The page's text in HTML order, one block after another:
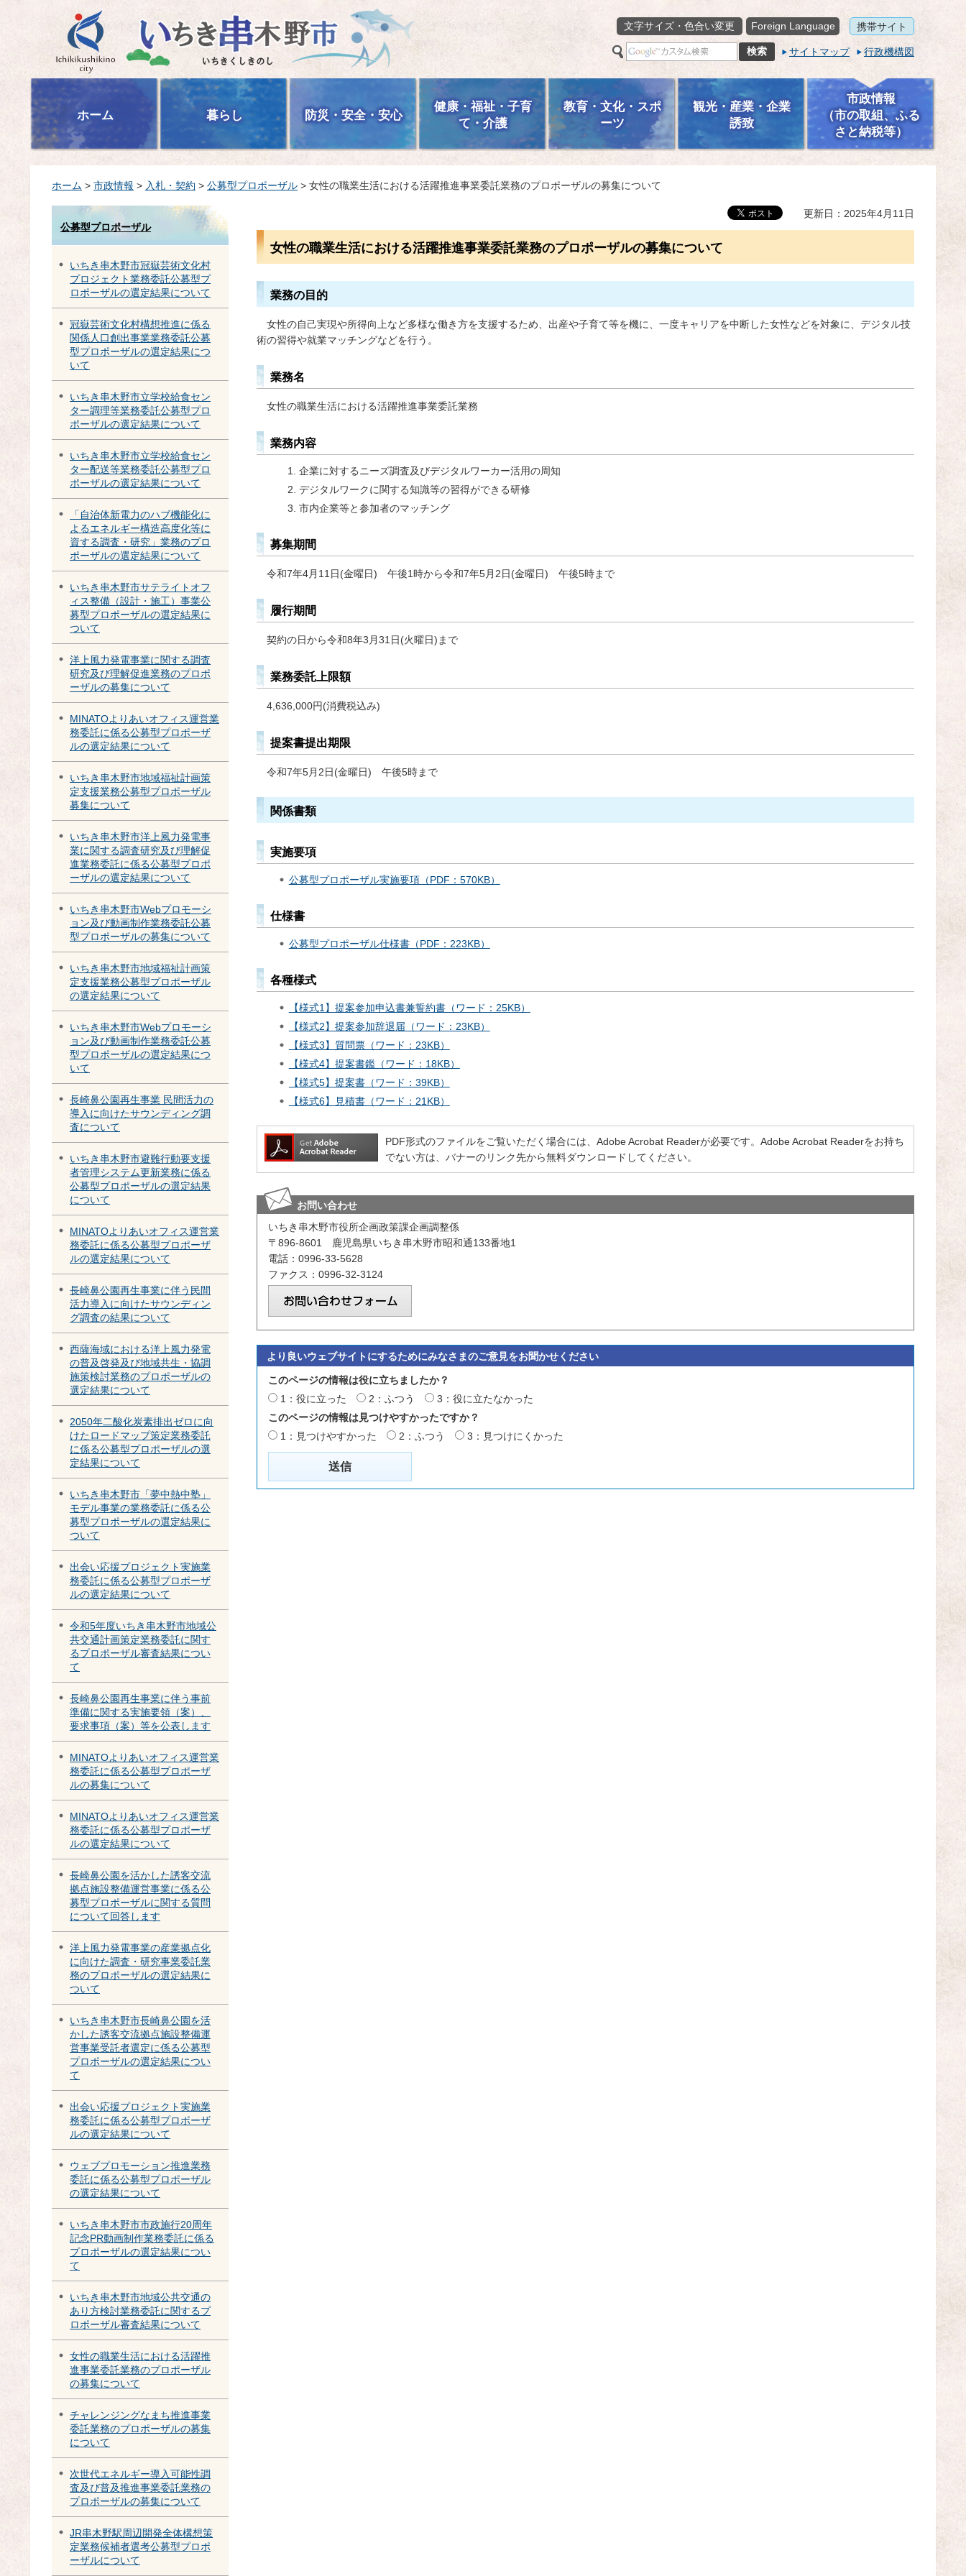
いちき串木野市
文字サイズ・色合い変更
Foreign Language 携帯サイト
サイトマップ 行政機構図
ホーム 暮らし 防災・安全・安心
健康・福祉・子育
て・介護
教育・文化・スポ
ーツ
観光・産業・企業
誘致
市政情報
（市の取組、ふる
さと納税等）
ホーム > 市政情報 > 入札・契約 > 公募型プロポーザル > 女性の職業生活における活躍推進事業委託業務のプロポーザルの募集について
公募型プロポーザル
いちき串木野市冠嶽芸術文化村
プロジェクト業務委託公募型プ
ロポーザルの選定結果について
冠嶽芸術文化村構想推進に係る
関係人口創出事業業務委託公募
型プロポーザルの選定結果につ
いて
いちき串木野市立学校給食セン
ター調理等業務委託公募型プロ
ポーザルの選定結果について
いちき串木野市立学校給食セン
ター配送等業務委託公募型プロ
ポーザルの選定結果について
「自治体新電力のハブ機能化に
よるエネルギー構造高度化等に
資する調査・研究」業務のプロ
ポーザルの選定結果について
いちき串木野市サテライトオフ
ィス整備（設計・施工）事業公
募型プロポーザルの選定結果に
ついて
洋上風力発電事業に関する調査
研究及び理解促進業務のプロポ
ーザルの募集について
MINATOよりあいオフィス運営業
務委託に係る公募型プロポーザ
ルの選定結果について
いちき串木野市地域福祉計画策
定支援業務公募型プロポーザル
募集について
いちき串木野市洋上風力発電事
業に関する調査研究及び理解促
進業務委託に係る公募型プロポ
ーザルの選定結果について
いちき串木野市Webプロモーシ
ョン及び動画制作業務委託公募
型プロポーザルの募集について
いちき串木野市地域福祉計画策
定支援業務公募型プロポーザル
の選定結果について
いちき串木野市Webプロモーシ
ョン及び動画制作業務委託公募
型プロポーザルの選定結果につ
いて
長崎鼻公園再生事業 民間活力の
導入に向けたサウンディング調
査について
いちき串木野市避難行動要支援
者管理システム更新業務に係る
公募型プロポーザルの選定結果
について
MINATOよりあいオフィス運営業
務委託に係る公募型プロポーザ
ルの選定結果について
長崎鼻公園再生事業に伴う民間
活力導入に向けたサウンディン
グ調査の結果について
西薩海域における洋上風力発電
の普及啓発及び地域共生・協調
施策検討業務のプロポーザルの
選定結果について
2050年二酸化炭素排出ゼロに向
けたロードマップ策定業務委託
に係る公募型プロポーザルの選
定結果について
いちき串木野市「夢中熱中塾」
モデル事業の業務委託に係る公
募型プロポーザルの選定結果に
ついて
出会い応援プロジェクト実施業
務委託に係る公募型プロポーザ
ルの選定結果について
令和5年度いちき串木野市地域公
共交通計画策定業務委託に関す
るプロポーザル審査結果につい
て
長崎鼻公園再生事業に伴う事前
準備に関する実施要領（案）、
要求事項（案）等を公表します
MINATOよりあいオフィス運営業
務委託に係る公募型プロポーザ
ルの募集について
MINATOよりあいオフィス運営業
務委託に係る公募型プロポーザ
ルの選定結果について
長崎鼻公園を活かした誘客交流
拠点施設整備運営事業に係る公
募型プロポーザルに関する質問
について回答します
洋上風力発電事業の産業拠点化
に向けた調査・研究事業委託業
務のプロポーザルの選定結果に
ついて
いちき串木野市長崎鼻公園を活
かした誘客交流拠点施設整備運
営事業受託者選定に係る公募型
プロポーザルの選定結果につい
て
出会い応援プロジェクト実施業
務委託に係る公募型プロポーザ
ルの選定結果について
ウェブプロモーション推進業務
委託に係る公募型プロポーザル
の選定結果について
いちき串木野市市政施行20周年
記念PR動画制作業務委託に係る
プロポーザルの選定結果につい
て
いちき串木野市地域公共交通の
あり方検討業務委託に関するプ
ロポーザル審査結果について
女性の職業生活における活躍推
進事業委託業務のプロポーザル
の募集について
チャレンジングなまち推進事業
委託業務のプロポーザルの募集
について
次世代エネルギー導入可能性調
査及び普及推進事業委託業務の
プロポーザルの募集について
JR串木野駅周辺開発全体構想策
定業務候補者選考公募型プロポ
ーザルについて
更新日：2025年4月11日
女性の職業生活における活躍推進事業委託業務のプロポーザルの募集について
業務の目的
女性の自己実現や所得向上など多様な働き方を支援するため、出産や子育て等を機に、一度キャリアを中断した女性などを対象に、デジタル技
術の習得や就業マッチングなどを行う。
業務名
女性の職業生活における活躍推進事業委託業務
業務内容
企業に対するニーズ調査及びデジタルワーカー活用の周知
デジタルワークに関する知識等の習得ができる研修
市内企業等と参加者のマッチング
募集期間
令和7年4月11日(金曜日) 午後1時から令和7年5月2日(金曜日) 午後5時まで
履行期間
契約の日から令和8年3月31日(火曜日)まで
業務委託上限額
4,636,000円(消費税込み)
提案書提出期限
令和7年5月2日(金曜日) 午後5時まで
関係書類
実施要項
公募型プロポーザル実施要項（PDF：570KB）
仕様書
公募型プロポーザル仕様書（PDF：223KB）
各種様式
【様式1】提案参加申込書兼誓約書（ワード：25KB）
【様式2】提案参加辞退届（ワード：23KB）
【様式3】質問票（ワード：23KB）
【様式4】提案書鑑（ワード：18KB）
【様式5】提案書（ワード：39KB）
【様式6】見積書（ワード：21KB）
PDF形式のファイルをご覧いただく場合には、Adobe Acrobat Readerが必要です。Adobe Acrobat Readerをお持ち
でない方は、バナーのリンク先から無料ダウンロードしてください。
お問い合わせ
いちき串木野市役所企画政策課企画調整係
〒896-8601 鹿児島県いちき串木野市昭和通133番地1
電話：0996-33-5628
ファクス：0996-32-3124
より良いウェブサイトにするためにみなさまのご意見をお聞かせください
このページの情報は役に立ちましたか？
1：役に立った
2：ふつう
3：役に立たなかった
このページの情報は見つけやすかったですか？
1：見つけやすかった
2：ふつう 3：見つけにくかった